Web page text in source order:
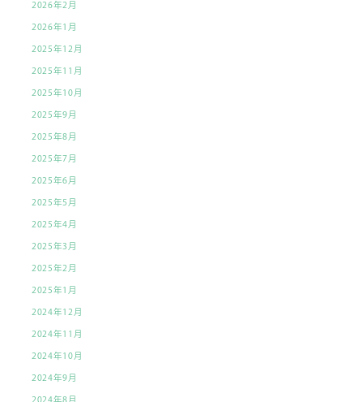
2026年2月
2026年1月
2025年12月
2025年11月
2025年10月
2025年9月
2025年8月
2025年7月
2025年6月
2025年5月
2025年4月
2025年3月
2025年2月
2025年1月
2024年12月
2024年11月
2024年10月
2024年9月
2024年8月